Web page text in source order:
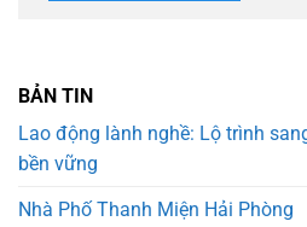
BẢN TIN
Lao động lành nghề: Lộ trình
bền vững
Nhà Phố Thanh Miện Hải Phòng